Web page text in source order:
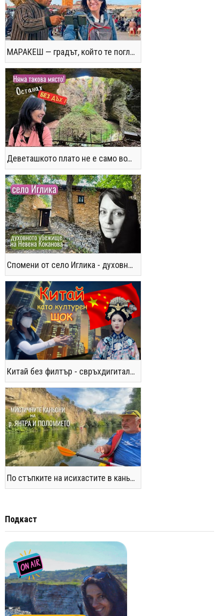
МАРАКЕШ — градът, който те поглъща без предупреждение
Деветашкото плато не е само водопади и пещери - последвайте ме!
Спомени от село Иглика - духовното убежище на Невена Коканова
Китай без филтър - свръхдигитален, магнетичен, парадоксален
По стъпките на исихастите в каньоните на р. Янтра и Поломието
Подкаст